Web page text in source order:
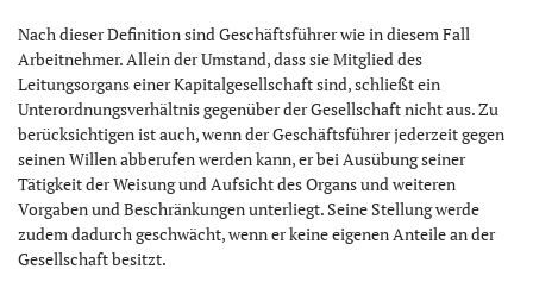
Nach dieser Definition sind Geschäftsführer wie in diesem Fall
Arbeitnehmer. Allein der Umstand, dass sie Mitglied des
Leitungsorgans einer Kapitalgesellschaft sind, schließt ein
Unterordnungsverhältnis gegenüber der Gesellschaft nicht aus. Zu
berücksichtigen ist auch, wenn der Geschäftsführer jederzeit gegen
seinen Willen abberufen werden kann, er bei Ausübung seiner
Tätigkeit der Weisung und Aufsicht des Organs und weiteren
Vorgaben und Beschränkungen unterliegt. Seine Stellung werde
zudem dadurch geschwächt, wenn er keine eigenen Anteile an der
Gesellschaft besitzt.